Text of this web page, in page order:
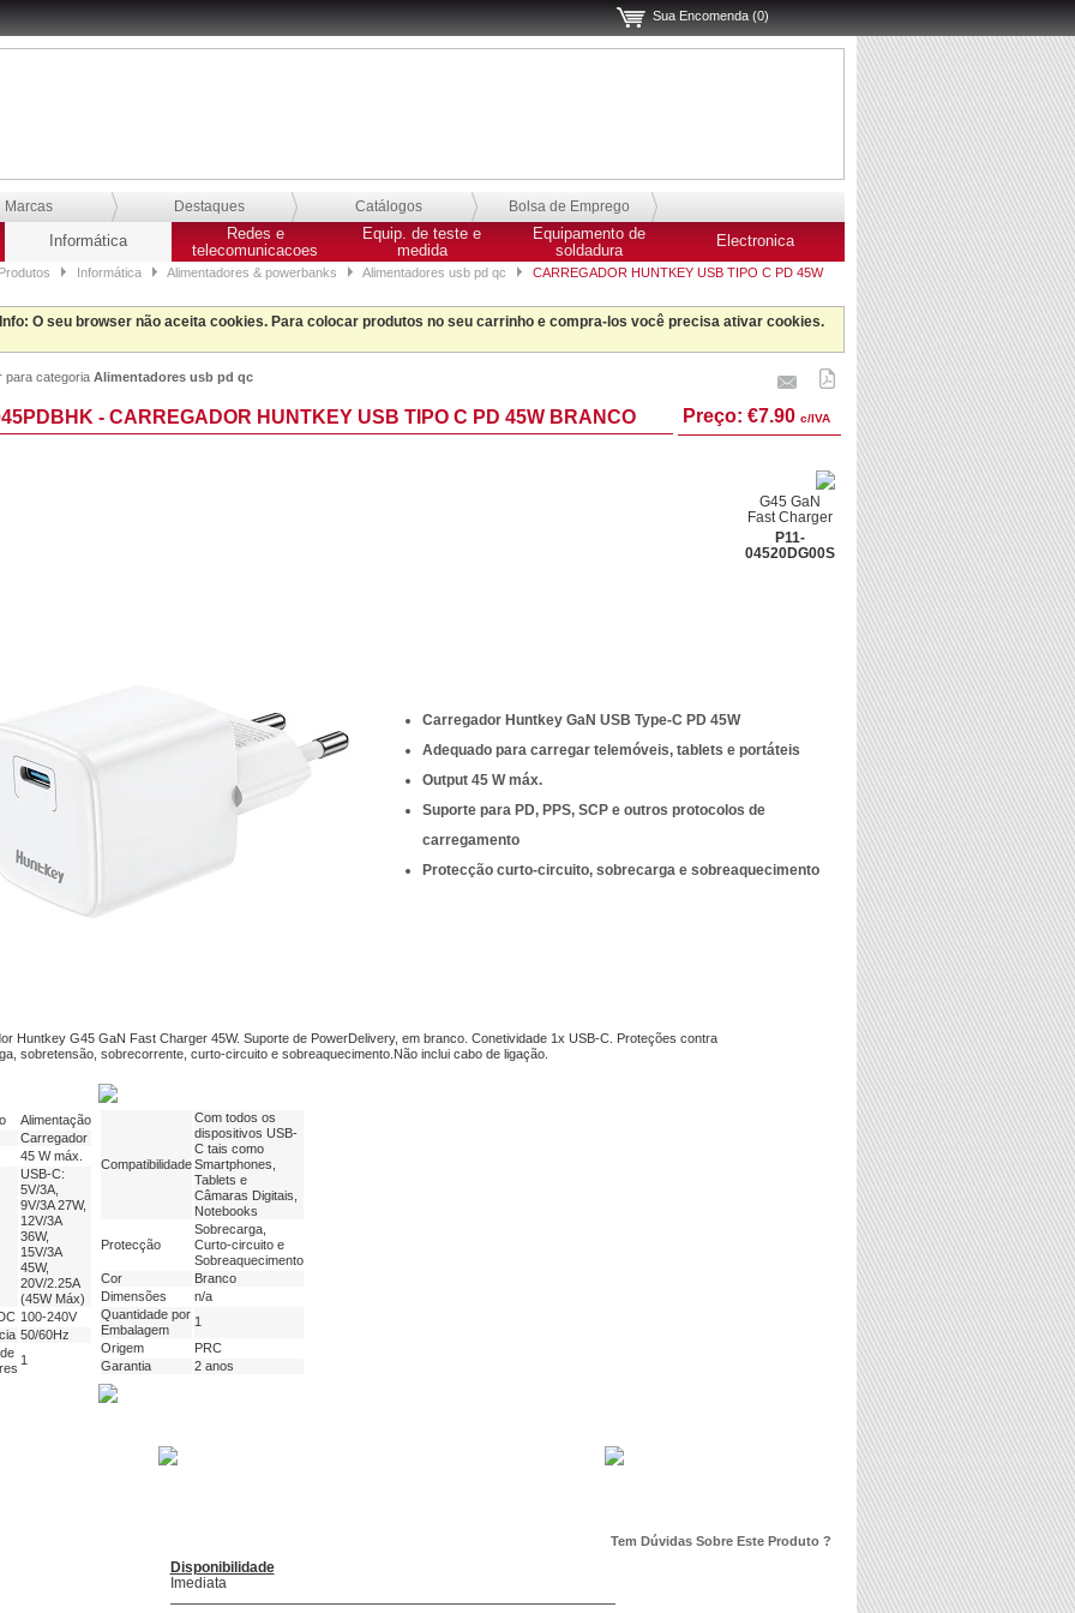
Sua Encomenda (0)
Marcas Destaques Catálogos Bolsa de Emprego
Informática
Redes e
telecomunicacoes
Equip. de teste e
medida
Equipamento de
soldadura
Electronica
Produtos Informática Alimentadores & powerbanks Alimentadores usb pd qc
CARREGADOR HUNTKEY USB TIPO C PD 45W
Info: O seu browser não aceita cookies. Para colocar produtos no seu carrinho e compra-los você precisa ativar cookies.
para categoria Alimentadores usb pd qc
- CARREGADOR HUNTKEY USB TIPO C PD 45W BRANCO Preço: €7.90 c/IVA
G45 GaN
Fast Charger
P11-
04520DG00S
Carregador Huntkey GaN USB Type-C PD 45W
Adequado para carregar telemóveis, tablets e portáteis
Output 45 W máx.
Suporte para PD, PPS, SCP e outros protocolos de
carregamento
Protecção curto-circuito, sobrecarga e sobreaquecimento
Huntkey G45 GaN Fast Charger 45W. Suporte de PowerDelivery, em branco. Conetividade 1x USB-C. Proteções contra
sobretensão, sobrecorrente, curto-circuito e sobreaquecimento.Não inclui cabo de ligação.
Alimentação
Carregador
45 W máx.
USB-C:
5V/3A,
9V/3A 27W,
12V/3A
36W,
15V/3A
45W,
20V/2.25A
(45W Máx)
100-240V
50/60Hz
1
Compatibilidade
Com todos os
dispositivos USB-
C tais como
Smartphones,
Tablets e
Câmaras Digitais,
Notebooks
Protecção
Sobrecarga,
Curto-circuito e
Sobreaquecimento
Cor
Branco
Dimensões
n/a
Quantidade por
Embalagem
1
Origem
PRC
Garantia
2 anos
Tem Dúvidas Sobre Este Produto ?
Disponibilidade
Imediata